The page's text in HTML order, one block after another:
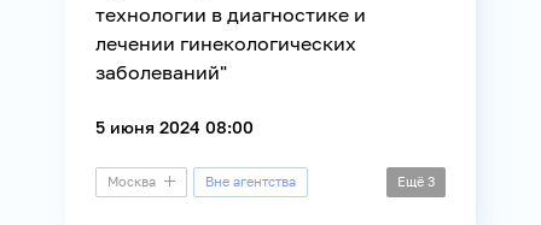
технологии в диагностике и
лечении гинекологических
заболеваний"
5 июня 2024 08:00
Москва Вне агентства Ещё 3